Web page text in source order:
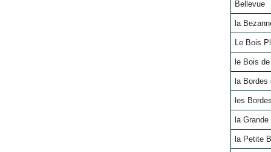
Bellevue
la
Le Bois
le Bois
la
les
la
la Petite